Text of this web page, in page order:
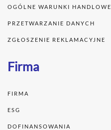
OGÓLNE WARUNKI HANDLOWE
PRZETWARZANIE DANYCH
ZGŁOSZENIE REKLAMACYJNE
Firma
FIRMA
ESG
DOFINANSOWANIA